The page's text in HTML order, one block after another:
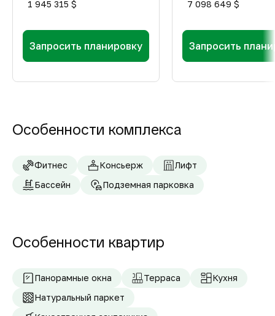
1 945 315 $
Запросить планировку
7 098 649 $
Запросить
Особенности комплекса
Фитнес Консьерж
Лифт
Бассейн
Подземная парковка
Особенности квартир
Панорамные окна Терраса
Кухня
Натуральный паркет